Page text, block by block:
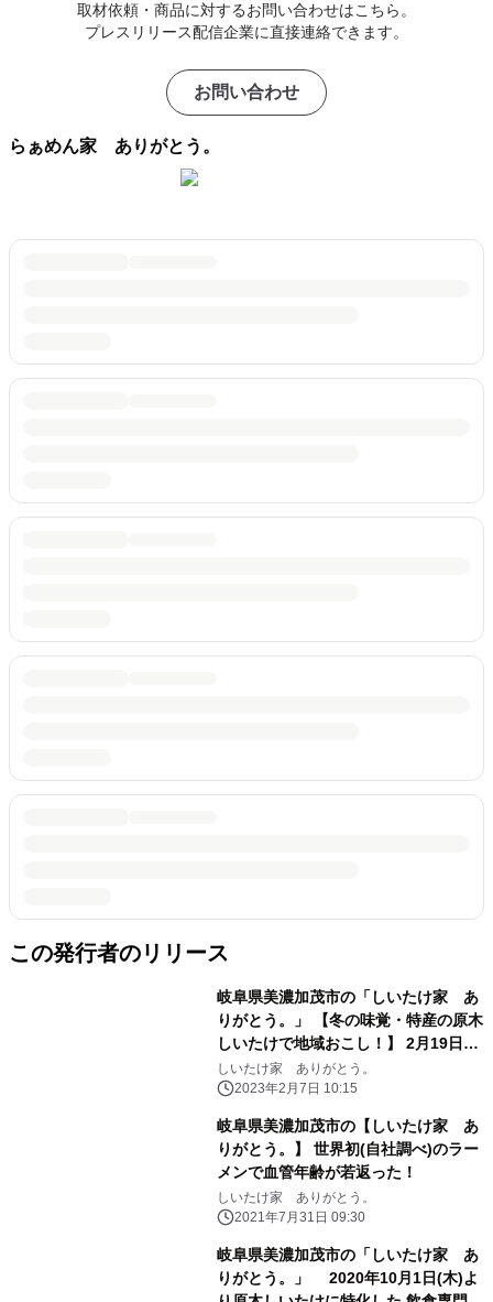
取材依頼・商品に対するお問い合わせはこちら。
プレスリリース配信企業に直接連絡できます。
お問い合わせ
らぁめん家 ありがとう。
この発行者のリリース
岐阜県美濃加茂市の「しいたけ家 あ
りがとう。」 【冬の味覚・特産の原木
しいたけで地域おこし！】 2月19日
(日)ご自身でもいだ原木しいたけを そ
の場で炭火焼きに！それを世界初の原
ンでご堪能！！
しいたけ家 ありがとう。
2023年2月7日 10:15
岐阜県美濃加茂市の【しいたけ家 あ
りがとう。】 世界初(自社調べ)のラー
メンで血管年齢が若返った！
しいたけ家 ありがとう。
2021年7月31日 09:30
岐阜県美濃加茂市の「しいたけ家 あ
りがとう。」 2020年10月1日(木)よ